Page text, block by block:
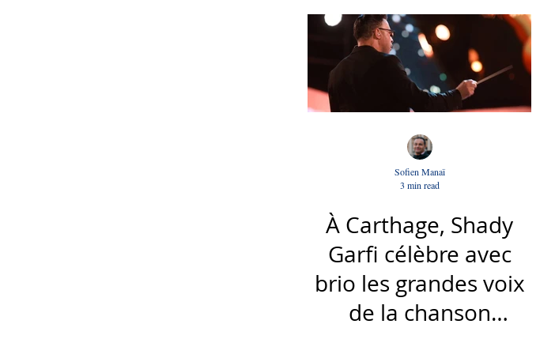
À Carthage, Shady
Garfi célèbre avec
brio les grandes voix
de la chanson
Sofien Manaï
3 min read